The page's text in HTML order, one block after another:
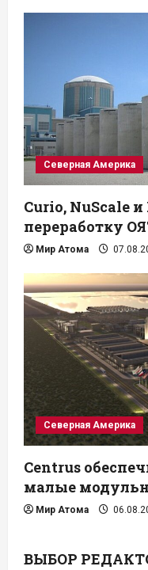
Северная Америка
Curio, NuScale
переработку
Мир Атома
Северная Америка
Centrus
малые
Мир Атома
ВЫБОР